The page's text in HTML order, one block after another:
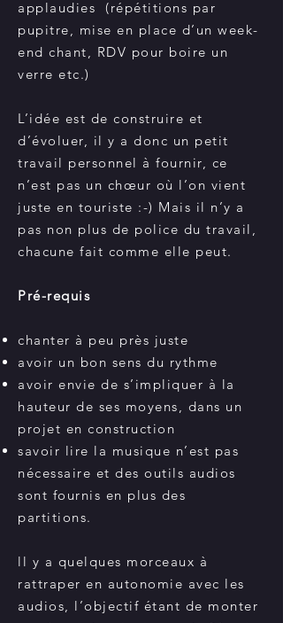
applaudies (répétitions par
pupitre, mise en place d’un week-
end chant, RDV pour boire un
verre etc.)
L’idée est de construire et
d’évoluer, il y a donc un petit
travail personnel à fournir, ce
n’est pas un chœur où l’on vient
juste en touriste :-) Mais il n’y a
pas non plus de police du travail,
chacune fait comme elle peut.
Pré-requis
chanter à peu près juste
avoir un bon sens du rythme
avoir envie de s’impliquer à la
hauteur de ses moyens, dans un
projet en construction
savoir lire la musique n’est pas
nécessaire et des outils audios
sont fournis en plus des
partitions.
ll y a quelques morceaux à
rattraper en autonomie avec les
audios, l’objectif étant de monter